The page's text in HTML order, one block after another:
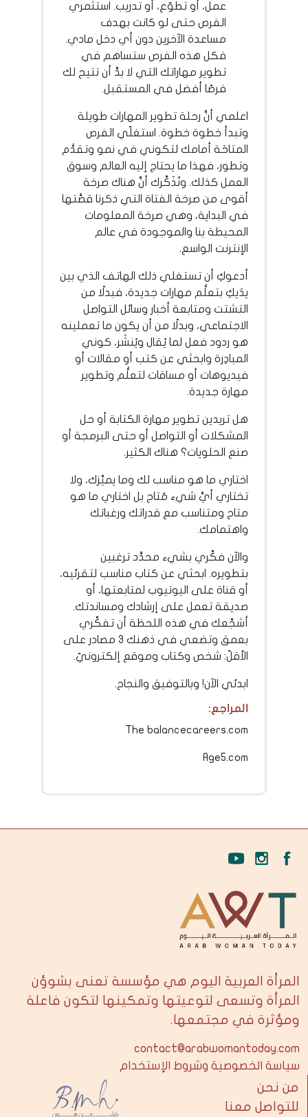
عمل، أو تطوّع، أو تدريب. استثمري
الفرص حتى لو كانت بهدف
مساعدة الآخرين دون أي دخل مادي.
فكل هذه الفرص ستساهم في
تطوير مهاراتك التي لا بدَّ أن تتيح لك
فرصًا أفضل في المستقبل.
اعلمي أنَّ رحلة تطوير المهارات طويلة
وتبدأ خطوة خطوة. استغلّي الفرص
المتاحَة أمامك لتكوني في نمو وتقدُّم
وتطور، فهذا ما يحتاج إليه العالم وسوق
العمل كذلك. ونُذَكِّرك أنَّ هناك صرخة
أقوى من صرخة الفتاة التي ذكرنا قصَّتها
في البداية، وهي صرخة المعلومات
المحيطة بنا والموجودة في عالم
الإنترنت الواسع.
أدعوكِ أن تستغلي ذلك الهاتف الذي بين
يدَيكِ بتعلُّم مهارات جديدة، فبدلًا من
التشتت ومتابعة أخبار وسائل التواصل
الاجتماعي، وبدلًا من أن يكون ما تعملينه
هو ردود فعل لما يُقال ويُنشَر، كوني
المبادِرة وابحثي عن كتب أو مقالات أو
فيديوهات أو مساقات لتعلُّم وتطوير
مهارة جديدة.
هل تريدين تطوير مهارة الكتابة أو حل
المشكلات أو التواصل أو حتى البرمجة أو
صنع الحلويات؟ هناك الكثير.
اختاري ما هو مناسب لك وما يميِّزك، ولا
تختاري أيَّ شيء مُتاح بل اختاري ما هو
متاح ومتناسب مع قدراتك ورغباتك
واهتمامك.
والآن فكِّري بشيء محدَّد ترغبين
بتطويره. ابحثي عن كتاب مناسب لتقرئيه،
أو قناة على اليوتيوب لمتابعتها، أو
صديقة تعمل على إرشادك ومساندتك.
أشجِّعك في هذه اللحظة أن تفكِّري
بعمق وتضعي في ذهنك 3 مصادر على
الأقلّ: شخص وكتاب وموقع إلكترونيّ.
ابدئي الآن! وبالتوفيق والنجاح.
المراجع:
The balancecareers.com
Age5.com
المرأة العربية اليوم هي مؤسسة تعنى بشوؤن
المرأة وتسعى لتوعيتها وتمكينها لتكون فاعلة
ومؤثرة في مجتمعها.
contact@arabwomantoday.com
سياسة الخصوصية وشروط الإستخدام
من نحن
للتواصل معنا